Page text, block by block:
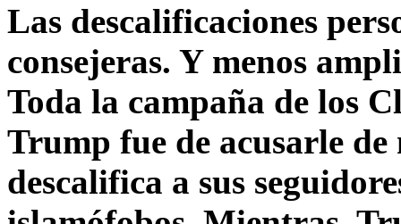
Las descalificaciones
consejeras. Y menos
Toda la campaña de los
Trump fue de acusarle
descalifica a sus